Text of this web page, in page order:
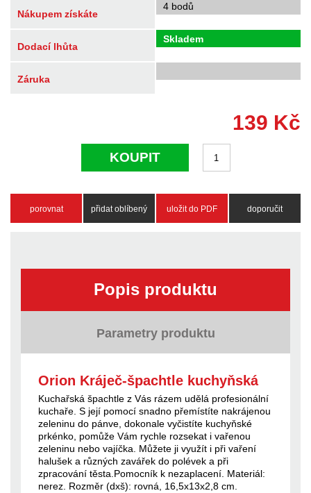
Nákupem získáte
4 bodů
Dodací lhůta
Skladem
Záruka
139 Kč
KOUPIT
porovnat přidat oblíbený uložit do PDF doporučit
Popis produktu
Parametry produktu
Orion Kráječ-špachtle kuchyňská
Kuchařská špachtle z Vás rázem udělá profesionální
kuchaře. S její pomocí snadno přemístíte nakrájenou
zeleninu do pánve, dokonale vyčistíte kuchyňské
prkénko, pomůže Vám rychle rozsekat i vařenou
zeleninu nebo vajíčka. Můžete ji využít i při vaření
halušek a různých zavářek do polévek a při
zpracování těsta.Pomocník k nezaplacení. Materiál:
nerez. Rozměr (dxš): rovná, 16,5x13x2,8 cm.